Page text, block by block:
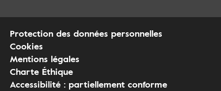
Protection des données personnelles
Cookies
Mentions légales
Charte Éthique
Accessibilité : partiellement conforme